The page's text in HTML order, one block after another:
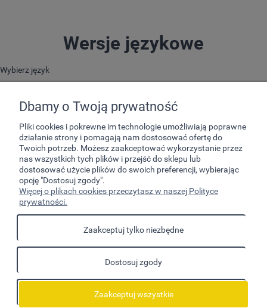
Wersje językowe
Wybierz język
Pomoc
Moje konto
Płatności i dostawa
Dbamy o Twoją prywatność
Pliki cookies i pokrewne im technologie umożliwiają poprawne
działanie strony i pomagają nam dostosować ofertę do
Twoich potrzeb. Możesz zaakceptować wykorzystanie przez
nas wszystkich tych plików i przejść do sklepu lub
dostosować użycie plików do swoich preferencji, wybierając
opcję "Dostosuj zgody".
Więcej o plikach cookies przeczytasz w naszej Polityce
prywatności.
Zaakceptuj tylko niezbędne
Dostosuj zgody
Zaakceptuj wszystkie